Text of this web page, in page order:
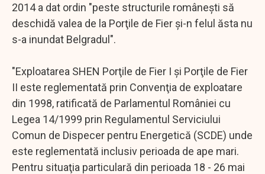
2014 a dat ordin "peste structurile româneşti să
deschidă valea de la Porţile de Fier şi-n felul ăsta nu
s-a inundat Belgradul".
"Exploatarea SHEN Porţile de Fier I şi Porţile de Fier
II este reglementată prin Convenţia de exploatare
din 1998, ratificată de Parlamentul României cu
Legea 14/1999 prin Regulamentul Serviciului
Comun de Dispecer pentru Energetică (SCDE) unde
este reglementată inclusiv perioada de ape mari.
Pentru situaţia particulară din perioada 18 - 26 mai